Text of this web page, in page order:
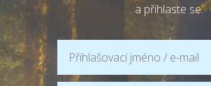
a přihlaste se.